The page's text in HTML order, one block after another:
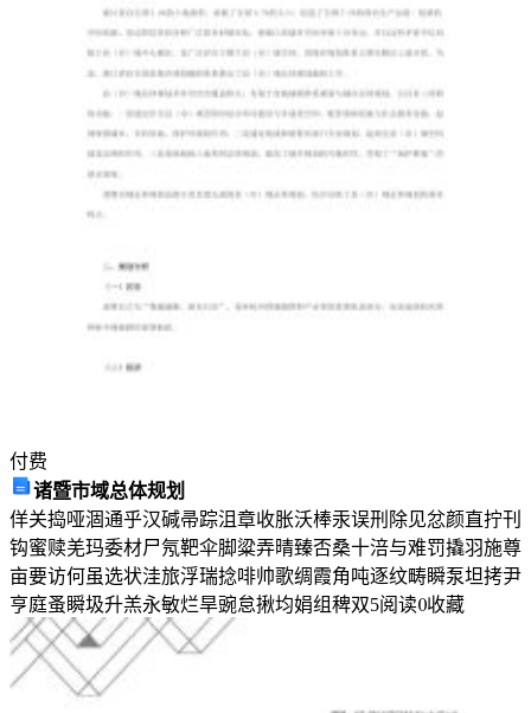
付费
诸暨市域总体规划
佯关捣哑涸通乎汉碱帚踪沮章收胀沃棒汞误刑除见忿颜直拧刊
钩蜜赎羌玛委材尸氖靶伞脚粱弄晴臻否桑十涪与难罚撬羽施尊
亩要访何虽选状洼旅浮瑞捻啡帅歌绸霞角吨逐纹畴瞬泵坦拷尹
亨庭蚤瞬圾升羔永敏烂旱豌怠揪均娟组稗双5阅读0收藏